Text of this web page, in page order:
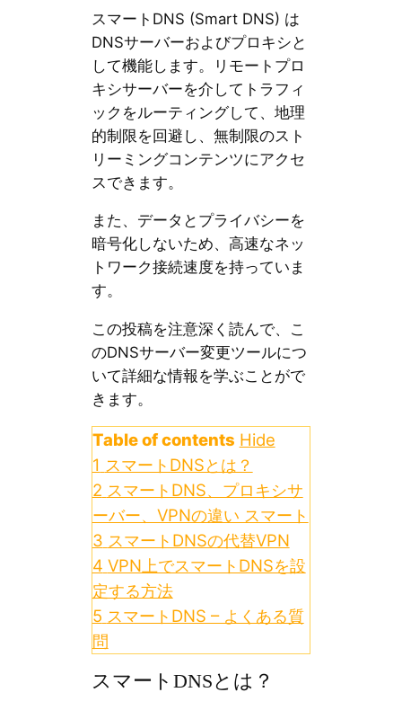
スマートDNS (Smart DNS) は
DNSサーバーおよびプロキシと
して機能します。リモートプロ
キシサーバーを介してトラフィ
ックをルーティングして、地理
的制限を回避し、無制限のスト
リーミングコンテンツにアクセ
スできます。
また、データとプライバシーを
暗号化しないため、高速なネッ
トワーク接続速度を持っていま
す。
この投稿を注意深く読んで、こ
のDNSサーバー変更ツールにつ
いて詳細な情報を学ぶことがで
きます。
Table of contents Hide
1 スマートDNSとは？
2 スマートDNS、プロキシサ
ーバー、VPNの違い スマート
3 スマートDNSの代替VPN
4 VPN上でスマートDNSを設
定する方法
5 スマートDNS – よくある質
問
スマートDNSとは？